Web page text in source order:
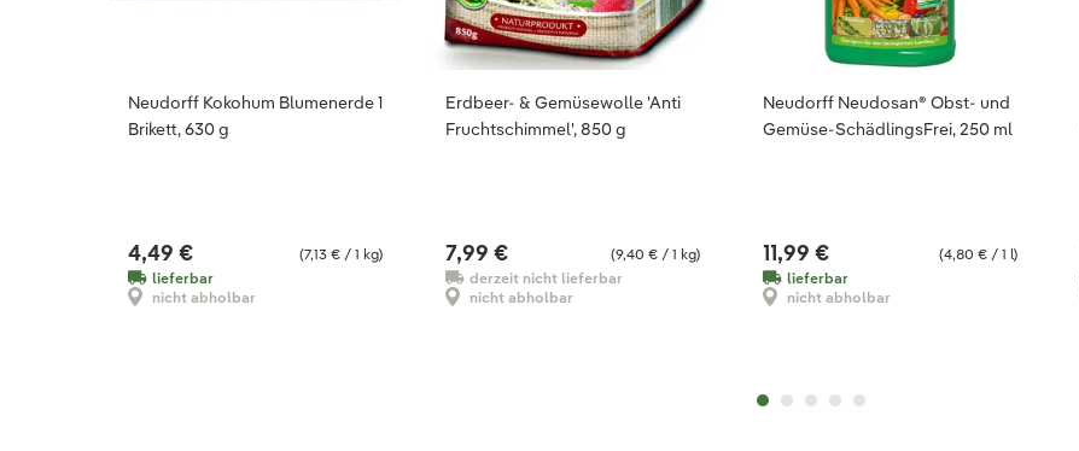
Neudorff Kokohum Blumenerde 1
Brikett, 630 g
(7,13 € / 1 kg)
4,49 €
lieferbar
nicht abholbar
Erdbeer- & Gemüsewolle 'Anti
Fruchtschimmel', 850 g
(9,40 € / 1 kg)
7,99 €
derzeit nicht lieferbar
nicht abholbar
Neudorff Neudosan® Obst- und
Gemüse-SchädlingsFrei, 250 ml
(4,80 € / 1 l)
11,99 €
lieferbar
nicht abholbar